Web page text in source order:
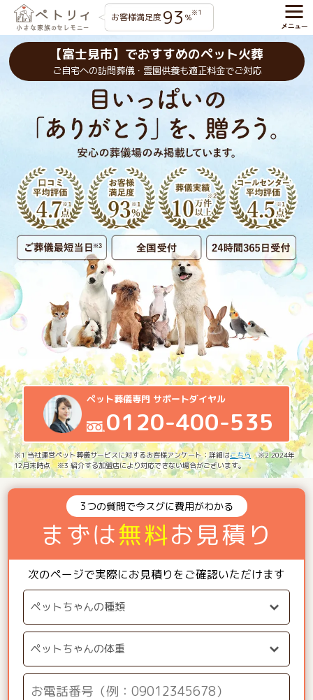
お客様満足度 93 %※1
【富士見市】でおすすめのペット火葬
ご自宅への訪問葬儀・霊園供養も適正料金でご対応
ペット葬儀専門 サポートダイヤル
0120-400-535
※1 当社運営ペット葬儀サービスに対するお客様アンケート：詳細はこちら ※2 2024年
12月末時点 ※3 紹介する加盟店により対応できない場合がございます。
3つの質問で今スグに費用がわかる
まずは無料お見積り
次のページで実際にお見積りをご確認いただけます